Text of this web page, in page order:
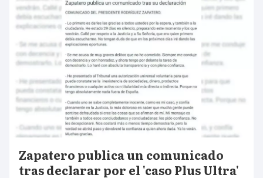
Zapatero publica un comunicado
tras declarar por el 'caso Plus Ultra'